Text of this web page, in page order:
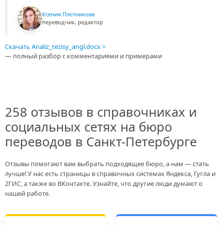
Ксения Плотникова
переводчик, редактор
Скачать Analiz_tezisy_angl.docx
— полный разбор с комментариями и примерами
258 отзывов в справочниках и
социальных сетях на бюро
переводов в Санкт-Петербурге
Отзывы помогают вам выбрать подходящее бюро, а нам — стать
лучше! У нас есть страницы в справочных системах Яндекса, Гугла и
2ГИС, а также во ВКонтакте. Узнайте, что другие люди думают о
нашей работе.